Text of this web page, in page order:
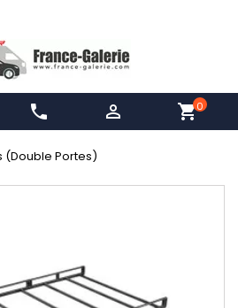
phone  shopping_cart0
(Double Portes)